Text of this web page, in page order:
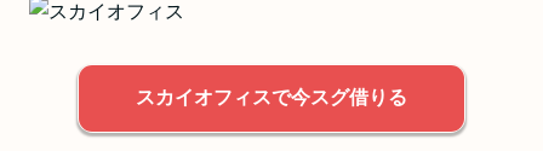
スカイオフィスで今スグ借りる